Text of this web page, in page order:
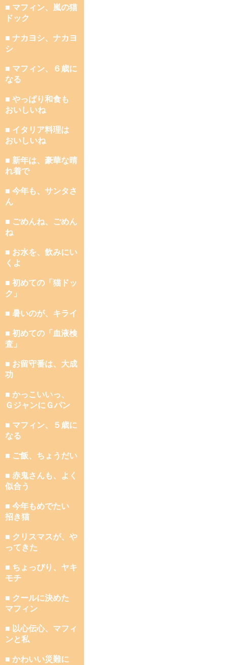
■ マフィン、嵐の猫
ドック
■ ナカヨシ、ナカヨ
シ
■ マフィン、６歳に
なる
■ やっぱり和食も
おいしいね
■ イタリア料理は
おいしいね
■ 新年は、豪華な晴
れ着で
■ 今年も、サンタさ
ん
■ ごめんね、ごめん
ね
■ お水を、飲みにい
くよ
■ 初めての「猫ドッ
ク」
■ 暑いのが、キライ
■ 初めての「血液検
査」
■ お留守番は、大成
功
■ かっこいいっ、
ＧジャンにＧパン
■ マフィン、５歳に
なる
■ ご飯、ちょうだい
■ 赤鬼さんも、よく
似合う
■ 今年もめでたい
招き猫
■ クリスマスが、や
ってきた
■ ちょっぴり、ヤキ
モチ
■ クールに決めた
マフィン
■ 以心伝心、マフィ
ンと私
■ かわいい災難に